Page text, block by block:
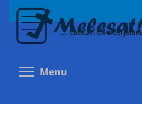
Skip
to
main
..... catatan dari
Menu